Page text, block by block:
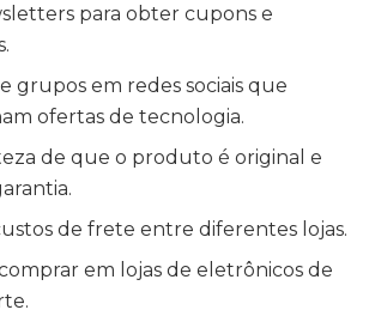
para obter cupons e
grupos em redes sociais que
ofertas de tecnologia.
de que o produto é original e
de frete entre diferentes lojas.
em lojas de eletrônicos de